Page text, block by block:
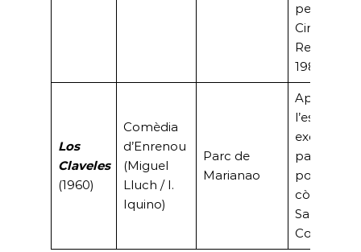
per la
Real
1985.
Los
Claveles
(1960)
Comèdia
d’Enrenou
(Miguel
Lluch / I.
Iquino)
Parc de
Marianao
Aprofita
l’escenari
exòtic del
parc amb
popular
còmic Zori,
Santos i
Codeso.